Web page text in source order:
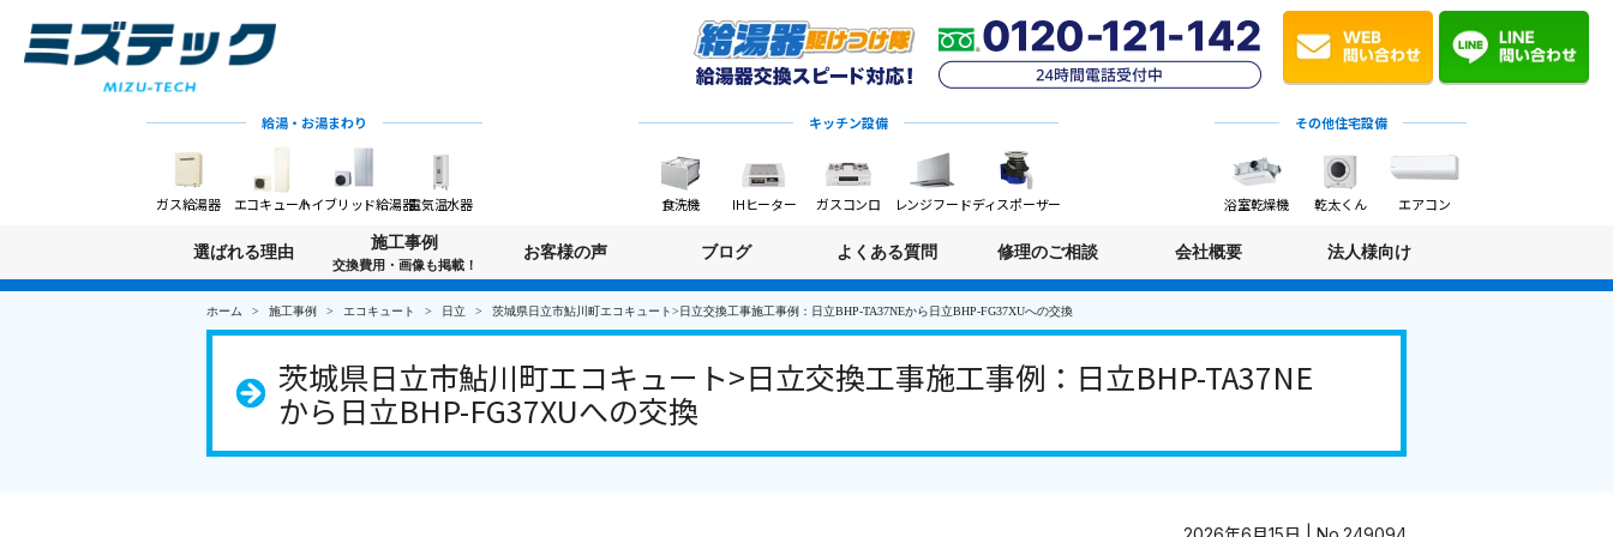
給湯・お湯まわり
ガス給湯器 エコキュートハイブリッド給湯器電気温水器
キッチン設備
食洗機 IHヒーター ガスコンロ レンジフードディスポーザー
その他住宅設備
浴室乾燥機 乾太くん エアコン
選ばれる理由
施工事例
交換費用・画像も掲載！
お客様の声 ブログ よくある質問 修理のご相談 会社概要 法人様向け
ホーム 施工事例 エコキュート 日立 茨城県日立市鮎川町エコキュート>日立交換工事施工事例：日立BHP-TA37NEから日立BHP-FG37XUへの交換
茨城県日立市鮎川町エコキュート>日立交換工事施工事例：日立BHP-TA37NE
から日立BHP-FG37XUへの交換